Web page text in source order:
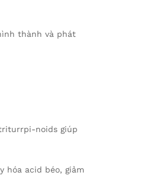
thành và phát
noids giúp
hóa acid béo, giảm